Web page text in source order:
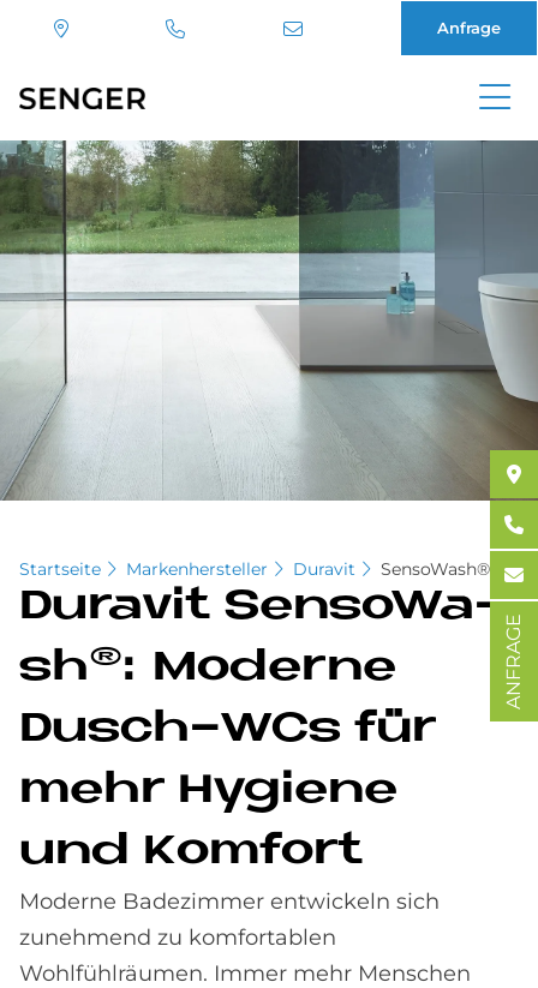
Direkt
zum
Inhalt
Anfrage
Startseite Markenhersteller Duravit SensoWash®
Du­ra­vit Sen­so­Wa­
s­h®: Mo­der­ne
Dusch-WCs für
mehr Hy­gie­ne
und Kom­fort
Moderne Badezimmer entwickeln sich
zunehmend zu komfortablen
Wohlfühlräumen. Immer mehr Menschen
ANFRAGE